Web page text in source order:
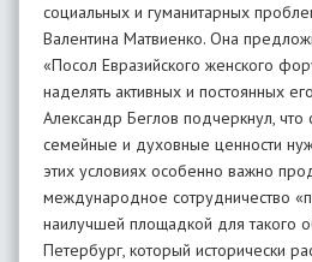
социальных и гуманитарных
Валентина Матвиенко. Она
«Посол Евразийского женского
наделять активных и постоянных
Александр Беглов подчеркнул,
семейные и духовные ценности
этих условиях особенно важно
международное сотрудничество
наилучшей площадкой для такого
Петербург, который исторически